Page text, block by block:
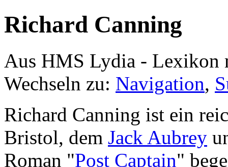
Richard Canning
Aus HMS Lydia - Lexikon
Wechseln zu: Navigation,
Richard Canning ist ein
Bristol, dem Jack Aubrey
Roman "Post Captain"